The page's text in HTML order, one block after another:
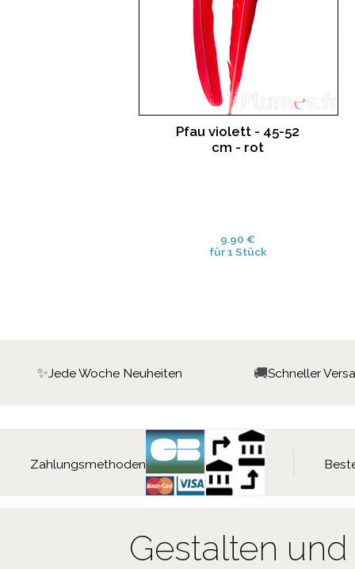
Pfau violett - 45-52
cm - rot
9.90 €
für 1 Stück
✨Jede Woche Neuheiten 🚚Schneller
Zahlungsmethoden
Gestalten